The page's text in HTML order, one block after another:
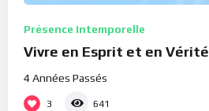
Présence Intemporelle
Vivre en Esprit et en Vérité
4 Années Passés
3 641